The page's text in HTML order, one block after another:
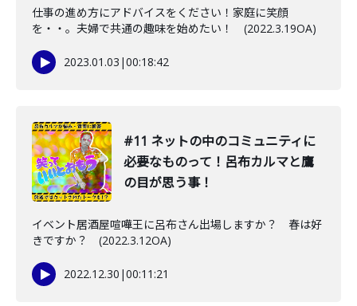
仕事の進め方にアドバイスをください！家庭に笑顔
を・・。夫婦で共通の趣味を始めたい！ (2022.3.19OA)
2023.01.03 |00:18:42
#11 ネットの中のコミュニティに
必要なものって！呂布カルマと鷹
の目が思う事！
イベント居酒屋喧嘩王に呂布さん出場しますか？ 春は好
きですか？ (2022.3.12OA)
2022.12.30 |00:11:21